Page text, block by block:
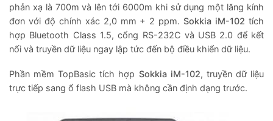
phản xạ là 700m và lên tới 6000m khi sử dụng một lăng kính
đơn với độ chính xác 2,0 mm + 2 ppm.Sokkia iM-102tích
hợp Bluetooth Class 1.5, cổng RS-232C và USB 2.0 để kết
nối và truyền dữ liệu ngay lập tức đến bộ điều khiển dữ liệu.
Phần mềm TopBasic tích hợp Sokkia iM-102, truyền dữ liệu
trực tiếp sang ổ flash USB mà không cần định dạng trước.